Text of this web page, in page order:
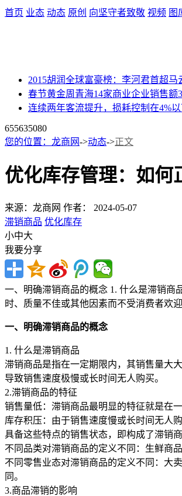
首页 业态 动态 原创 向坚守者致敬 视频 图
2015胡润全球富豪榜：李河君首超马
春节黄金周青海14家商业企业销售额
连续两年客流提升，损耗控制在4%
655635080
您的位置： 龙商网->动态->正文
优化库存管理：如何
来源：龙商网 作者：
2024-05-07
滞销商品 优化库存
小中大
我要分享
一、明确滞销商品的概念 1. 什么是滞销
时、质量不佳或其他因素而不受消费者欢
一、明确滞销商品的概念
1. 什么是滞销商品
滞销商品是指在一定期限内，其销售量大
导致销售速度极慢或长时间无人购买。
2.滞销商品的特征
销售量低：滞销商品最明显的特征就是在
库存积压：由于销售速度慢或长时间无人
具备这些特点的销售状态，即构成了滞销
不同品类对滞销商品的定义不同：生鲜商
不同零售业态对滞销商品的定义不同：大
同。
3.商品滞销的影响